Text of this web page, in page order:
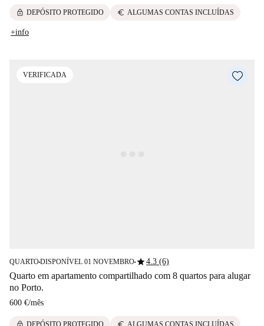
lock DEPÓSITO PROTEGIDO euro ALGUMAS CONTAS INCLUÍDAS
+info
VERIFICADA
QUARTO■DISPONÍVEL 01 NOVEMBRO■star4.3 (6)
Quarto em apartamento compartilhado com 8 quartos para alugar
no Porto.
600 €/mês
DEPÓSITO PROTEGIDO ALGUMAS CONTAS INCLUÍDAS